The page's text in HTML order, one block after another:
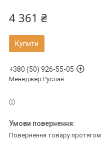
4 361 ₴
Купити
+380 (50) 926-55-05
Менеджер Руслан
повернення товару протягом